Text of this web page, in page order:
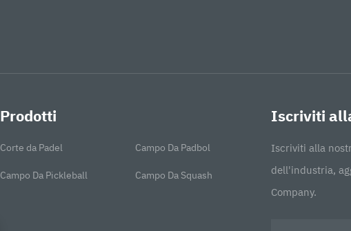
Prodotti
Corte da Padel Campo Da Padbol
Campo Da Pickleball Campo Da Squash
Iscriviti
Iscriviti alla
dell'industria,
Company.